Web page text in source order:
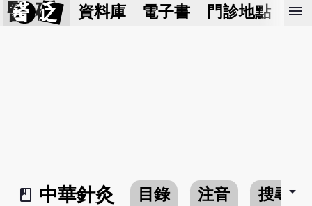
醫 砭 資料庫 電子書 門診地點 預
menu
book_2
中華針灸 目錄 注音 搜尋arrow_drop_down